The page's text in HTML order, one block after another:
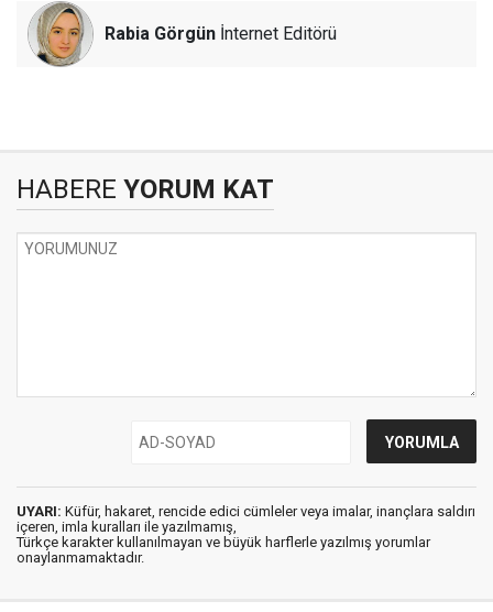
Rabia Görgün İnternet Editörü
HABERE YORUM KAT
UYARI: Küfür, hakaret, rencide edici cümleler veya imalar, inançlara saldırı
içeren, imla kuralları ile yazılmamış,
Türkçe karakter kullanılmayan ve büyük harflerle yazılmış yorumlar
onaylanmamaktadır.